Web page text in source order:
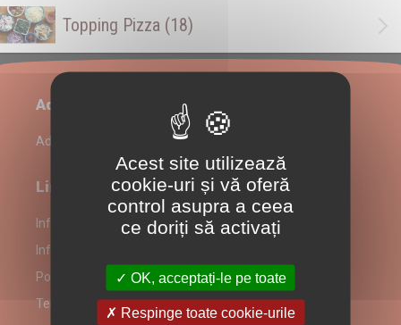
Topping Pizza (18)
Administrare restaurant
Admin Login
Link-uri utile
Informații despre partenerul La Cavaler
Informare Consumatori
Politică prelucrare date
Termeni și Condiții
Acest site utilizează
cookie-uri și vă oferă
control asupra a ceea
ce doriți să activați
OK, acceptați-le pe toate
Respinge toate cookie-urile